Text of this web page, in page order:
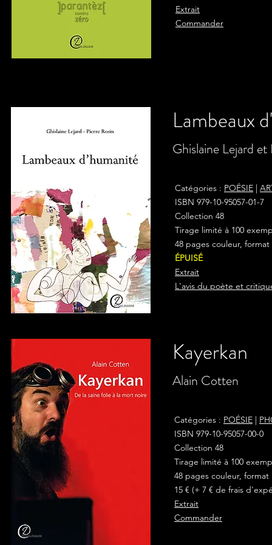
Extrait
Commander
Lambeaux
Ghislaine Lejard
Catégories : POÉSIE |
ISBN 979-10-95057-01-7
Collection 48
Tirage limité à 100
48 pages couleur, format
ÉPUISÉ
Extrait
L'avis du poète et
Kayerkan
Alain Cotten
Catégories : POÉSIE |
ISBN 979-10-95057-00-0
Collection 48
Tirage limité à 100
48 pages couleur, format
15 € (+ 7 € de frais
Extrait
Commander